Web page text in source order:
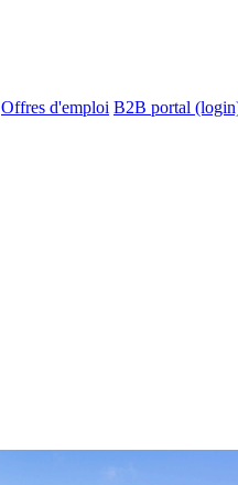
Offres d'emploi B2B portal